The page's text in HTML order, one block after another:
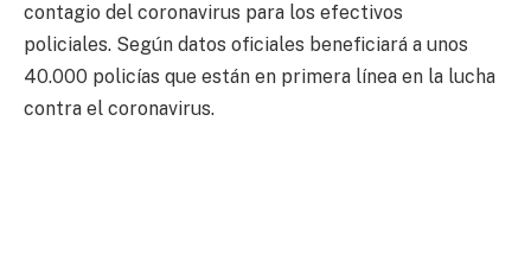
contagio del coronavirus para los efectivos
policiales. Según datos oficiales beneficiará a unos
40.000 policías que están en primera línea en la lucha
contra el coronavirus.